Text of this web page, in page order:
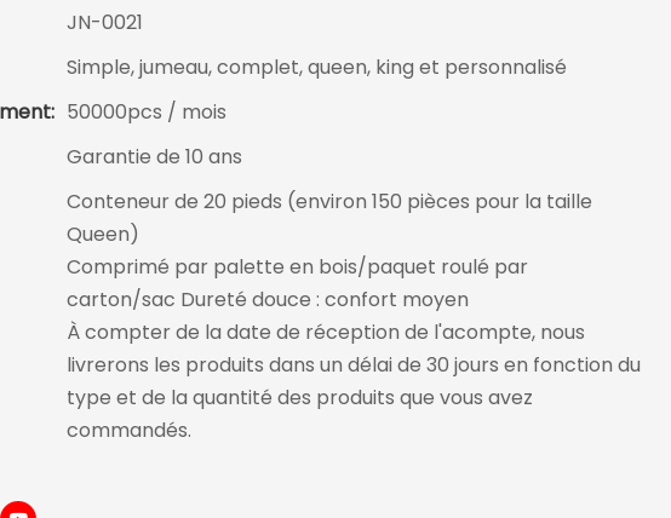
JN-0021
Simple, jumeau, complet, queen, king et personnalisé
50000pcs / mois
Garantie de 10 ans
Conteneur de 20 pieds (environ 150 pièces pour la taille
Queen)
Comprimé par palette en bois/paquet roulé par
carton/sac Dureté douce : confort moyen
À compter de la date de réception de l'acompte, nous
livrerons les produits dans un délai de 30 jours en fonction du
type et de la quantité des produits que vous avez
commandés.